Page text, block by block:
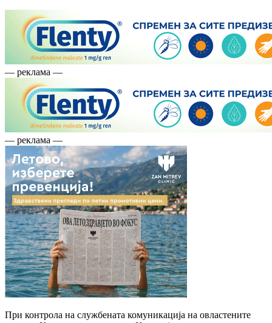
— реклама —
— реклама —
При контрола на службената комуникација на овластените